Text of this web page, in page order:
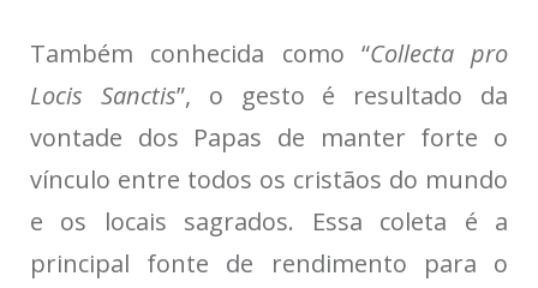
Também conhecida como “Collecta pro
Locis Sanctis”, o gesto é resultado da
vontade dos Papas de manter forte o
vínculo entre todos os cristãos do mundo
e os locais sagrados. Essa coleta é a
principal fonte de rendimento para o